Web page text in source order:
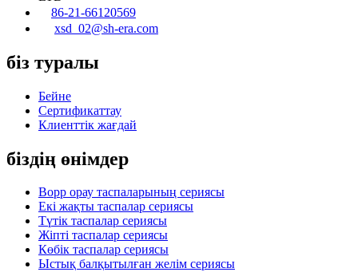
86-21-66120569
xsd_02@sh-era.com
біз туралы
Бейне
Сертификаттау
Клиенттік жағдай
біздің өнімдер
Bopp орау таспаларының сериясы
Екі жақты таспалар сериясы
Түтік таспалар сериясы
Жіпті таспалар сериясы
Көбік таспалар сериясы
Ыстық балқытылған желім сериясы